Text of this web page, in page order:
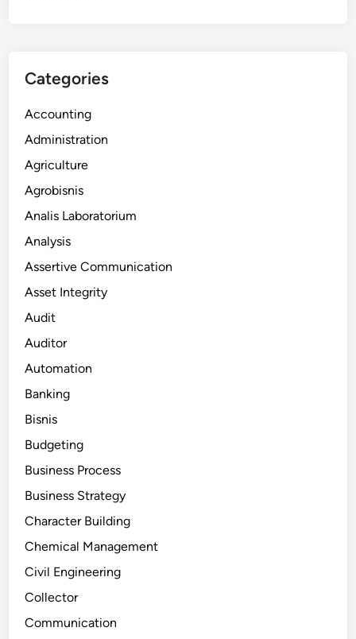
Categories
Accounting
Administration
Agriculture
Agrobisnis
Analis Laboratorium
Analysis
Assertive Communication
Asset Integrity
Audit
Auditor
Automation
Banking
Bisnis
Budgeting
Business Process
Business Strategy
Character Building
Chemical Management
Civil Engineering
Collector
Communication